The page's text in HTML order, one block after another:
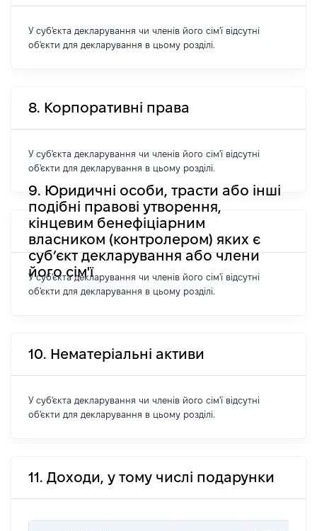
У суб'єкта декларування чи членів його сім'ї відсутні
об'єкти для декларування в цьому розділі.
8. Корпоративні права
У суб'єкта декларування чи членів його сім'ї відсутні
об'єкти для декларування в цьому розділі.
9. Юридичні особи, трасти або інші
подібні правові утворення,
кінцевим бенефіціарним
власником (контролером) яких є
суб’єкт декларування або члени
його сім'ї
У суб'єкта декларування чи членів його сім'ї відсутні
об'єкти для декларування в цьому розділі.
10. Нематеріальні активи
У суб'єкта декларування чи членів його сім'ї відсутні
об'єкти для декларування в цьому розділі.
11. Доходи, у тому числі подарунки